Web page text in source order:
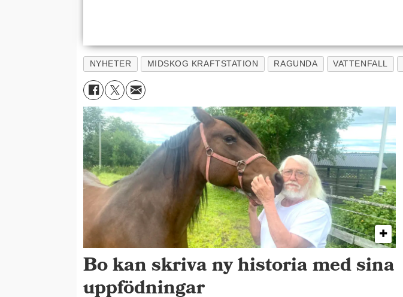
NYHETER MIDSKOG KRAFTSTATION RAGUNDA VATTENFALL
Bo kan skriva ny historia med sina
uppfödningar